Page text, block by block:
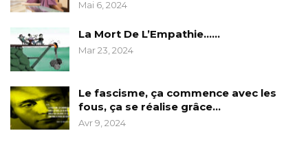
Mai 6, 2024
La Mort De L’Empathie……
Mar 23, 2024
Le fascisme, ça commence avec les
fous, ça se réalise grâce…
Avr 9, 2024